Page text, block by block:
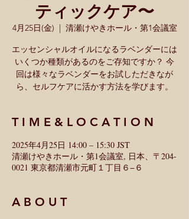
ティックケア〜
4月25日(金)
  |
清瀬けやきホール・第1会議室
エッセンシャルオイルになるラベンダーには
いくつか種類があるのをご存知ですか？ 今
回は様々なラベンダーをお試しただきなが
ら、セルフケアに活かす方法を学びます。
T I M E & L O C A T I O N
2025年4月25日 14:00 – 15:30 JST
清瀬けやきホール・第1会議室, 日本、〒204-
0021 東京都清瀬市元町１丁目６−６
A B O U T